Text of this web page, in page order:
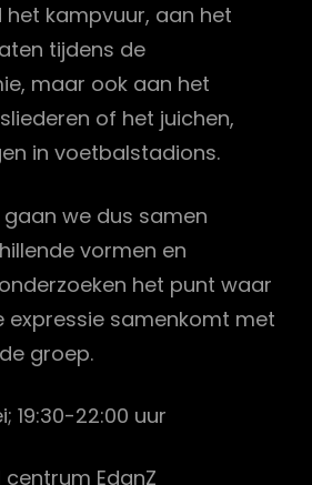
het kampvuur, aan het
tijdens de
maar ook aan het
of het juichen,
in voetbalstadions.
we dus samen
vormen en
het punt waar
expressie samenkomt met
groep.
19:30-22:00 uur
EdanZ